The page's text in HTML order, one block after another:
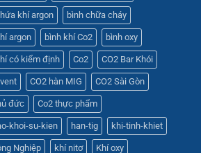
khí argon bình chữa cháy
argon bình khí Co2 bình oxy
có kiểm định Co2 CO2 Bar Khói
CO2 hàn MIG CO2 Sài Gòn
đức Co2 thực phẩm
khoi-su-kien han-tig khi-tinh-khiet
Nghiệp khí nitơ Khí oxy